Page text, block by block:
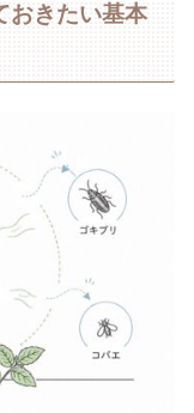
おきたい基本